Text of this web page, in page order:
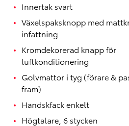
Innertak svart
Växelspaksknopp med
infattning
Kromdekorerad knapp för
luftkonditionering
Golvmattor i tyg (förare &
fram)
Handskfack enkelt
Högtalare, 6 stycken